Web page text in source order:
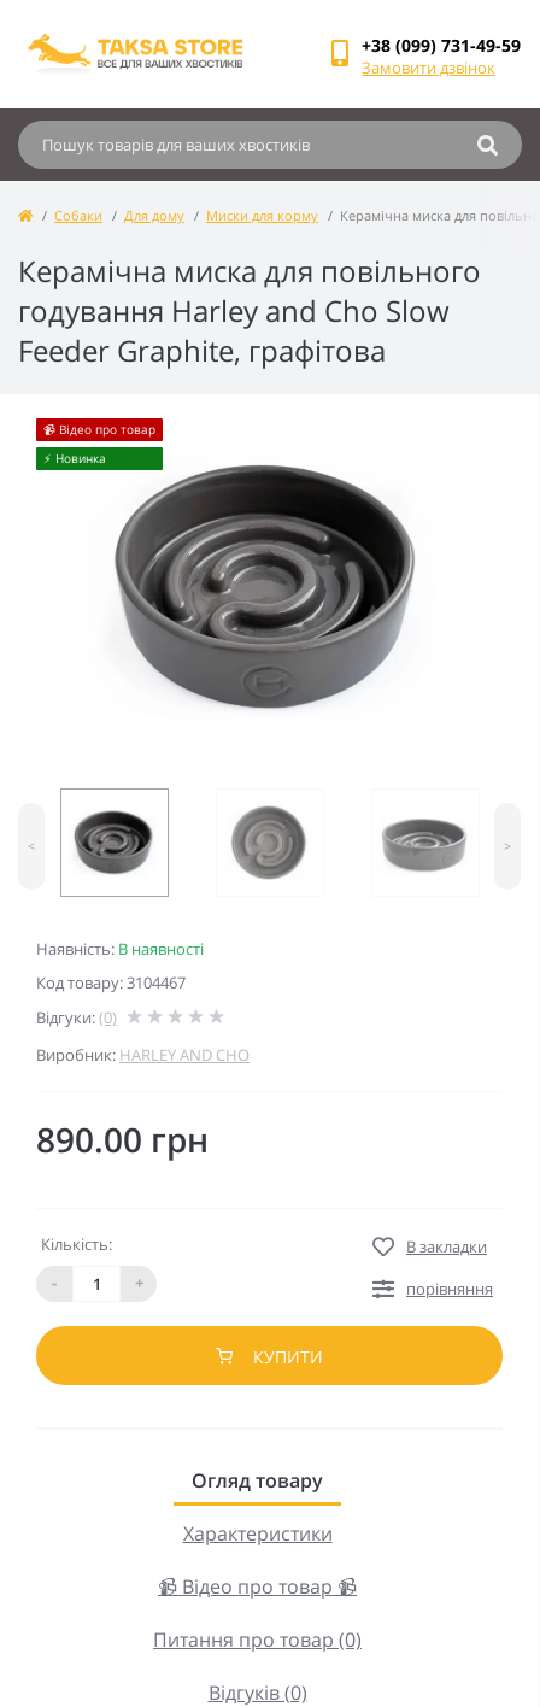
+38 (099) 731-49-59
Замовити дзвінок
Собаки Для дому Миски для корму Керамічна миска для
Керамічна миска для повільного
годування Harley and Cho Slow
Feeder Graphite, графітова
Наявність: В наявності
Код товару: 3104467
Відгуки:(0)
Виробник: HARLEY AND CHO
📹 Відео про товар
⚡️ Новинка
< >
890.00 грн
Кількість:
-
+
В закладки
порівняння
КУПИТИ
Огляд товару
Характеристики
📹 Відео про товар 📹
Питання про товар (0)
Відгуків (0)